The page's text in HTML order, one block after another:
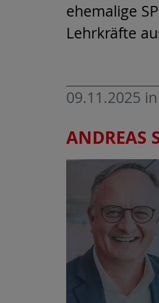
ehemalige
Lehrkräfte
09.11.2025 in
ANDREAS